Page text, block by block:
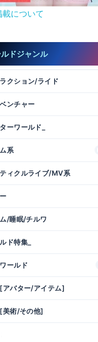
載について
ドジャンル
クション/ライド
ンチャー
ーワールド_
系
ィクルライブ/MV系
/睡眠/チルワ
ド特集_
ールド
アバター/アイテム]
美術/その他]